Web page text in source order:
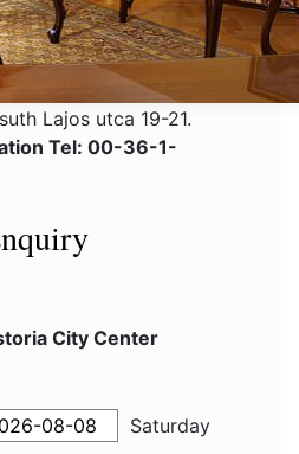
Lajos utca 19-21.
Tel: 00-36-1-
City Center
Saturday